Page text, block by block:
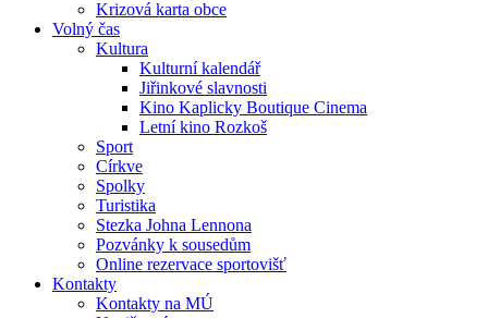
Krizová karta obce
Volný čas
Kultura
Kulturní kalendář
Jiřinkové slavnosti
Kino Kaplicky Boutique Cinema
Letní kino Rozkoš
Sport
Církve
Spolky
Turistika
Stezka Johna Lennona
Pozvánky k sousedům
Online rezervace sportovišť
Kontakty
Kontakty na MÚ